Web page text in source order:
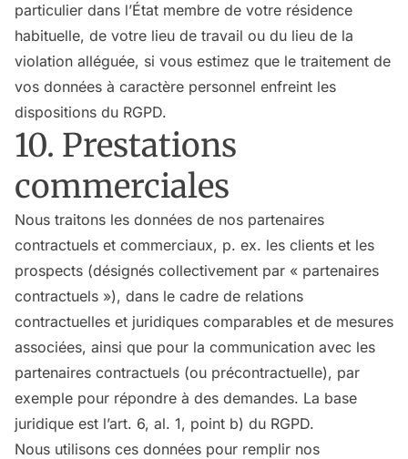
particulier dans l’État membre de votre résidence
habituelle, de votre lieu de travail ou du lieu de la
violation alléguée, si vous estimez que le traitement de
vos données à caractère personnel enfreint les
dispositions du RGPD.
10. Prestations
commerciales
Nous traitons les données de nos partenaires
contractuels et commerciaux, p. ex. les clients et les
prospects (désignés collectivement par « partenaires
contractuels »), dans le cadre de relations
contractuelles et juridiques comparables et de mesures
associées, ainsi que pour la communication avec les
partenaires contractuels (ou précontractuelle), par
exemple pour répondre à des demandes. La base
juridique est l’art. 6, al. 1, point b) du RGPD.
Nous utilisons ces données pour remplir nos